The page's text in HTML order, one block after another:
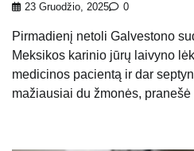
23 Gruodžio, 2025 0
Pirmadienį netoli Galvestono
Meksikos karinio jūrų laivyno
medicinos pacientą ir dar
mažiausiai du žmonės,